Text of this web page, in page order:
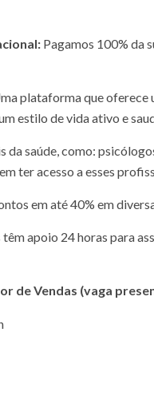
Pagamos 100% da
plataforma que oferece
estilo de vida ativo e
da saúde, como:
ter acesso a esses
em até 40% em
têm apoio 24 horas para
de Vendas (vaga